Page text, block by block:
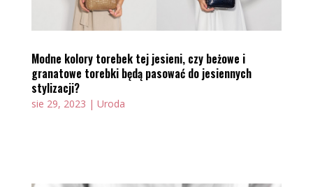
Modne kolory torebek tej jesieni, czy beżowe i
granatowe torebki będą pasować do jesiennych
stylizacji?
sie 29, 2023 | Uroda